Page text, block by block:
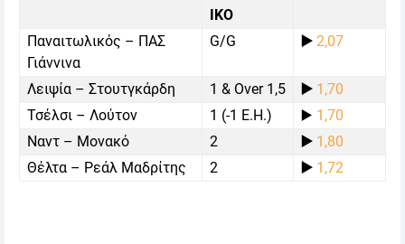
ΙΚΟ
Παναιτωλικός – ΠΑΣ
Γιάννινα
G/G ▶️ 2,07
Λειψία – Στουτγκάρδη 1 & Over 1,5 ▶️ 1,70
Τσέλσι – Λούτον
1 (-1 Ε.Η.) ▶️ 1,70
Ναντ – Μονακό
2 ▶️ 1,80
Θέλτα – Ρεάλ Μαδρίτης
2 ▶️ 1,72